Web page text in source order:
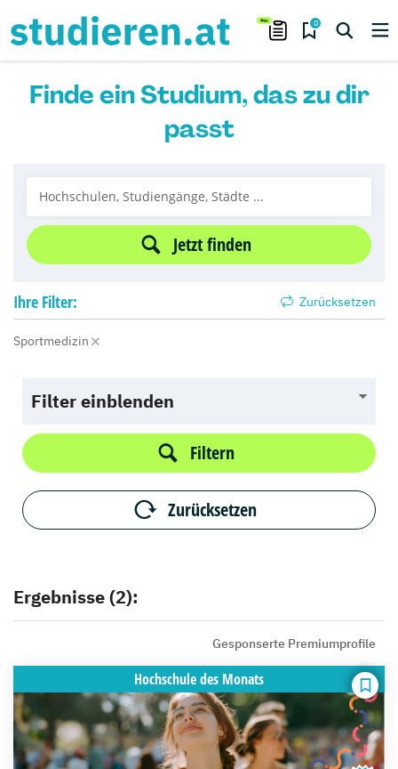
0
Finde ein Studium, das zu dir
passt
Jetzt finden
Ihre Filter: Zurücksetzen
Sportmedizin
Filter einblenden
Filtern
Zurücksetzen
Ergebnisse (2):
Gesponserte Premiumprofile
Hochschuledes Monats